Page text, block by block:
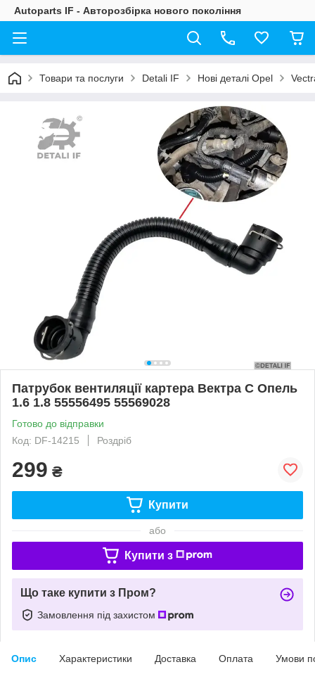
Autoparts IF - Авторозбірка нового покоління
Товари та послуги Detali IF Нові деталі Opel
Патрубок вентиляції картера Вектра С Опель
1.6 1.8 55556495 55569028
Готово до відправки
Код: DF-14215
Роздріб
299 ₴
Купити
або
Купити з
Що таке купити з Пром?
Замовлення під захистом
Опис Характеристики Доставка Оплата Умови